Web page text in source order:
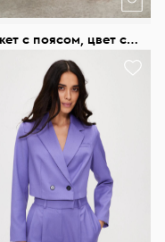
Жакет с поясом, цвет светло-серый